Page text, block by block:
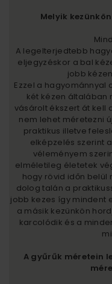
Melyik
A legelterjedtebb
eljegyzéskor a bal
jobb
Ezzel a hagyománnyal
két kézen általában
vásárolt ékszert át kell
nem lehet méretezni
praktikus illetve
elképzelés szerint
véleményem
elméletileg életetek
hogy rövid időn belül
dolog talán a
jobb kezes így mindent
a másik kezünkön
karcolódik és a
A gyűrűk méretein